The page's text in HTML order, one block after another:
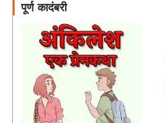
पूर्ण कादंबरी